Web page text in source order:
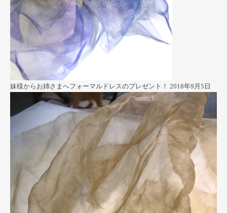
妹様からお姉さまへフォーマルドレスのプレゼント！ 2018年9月5日